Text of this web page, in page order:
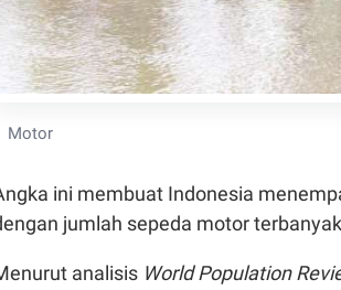
Motor
ini membuat Indonesia
jumlah sepeda motor
analisis World Population